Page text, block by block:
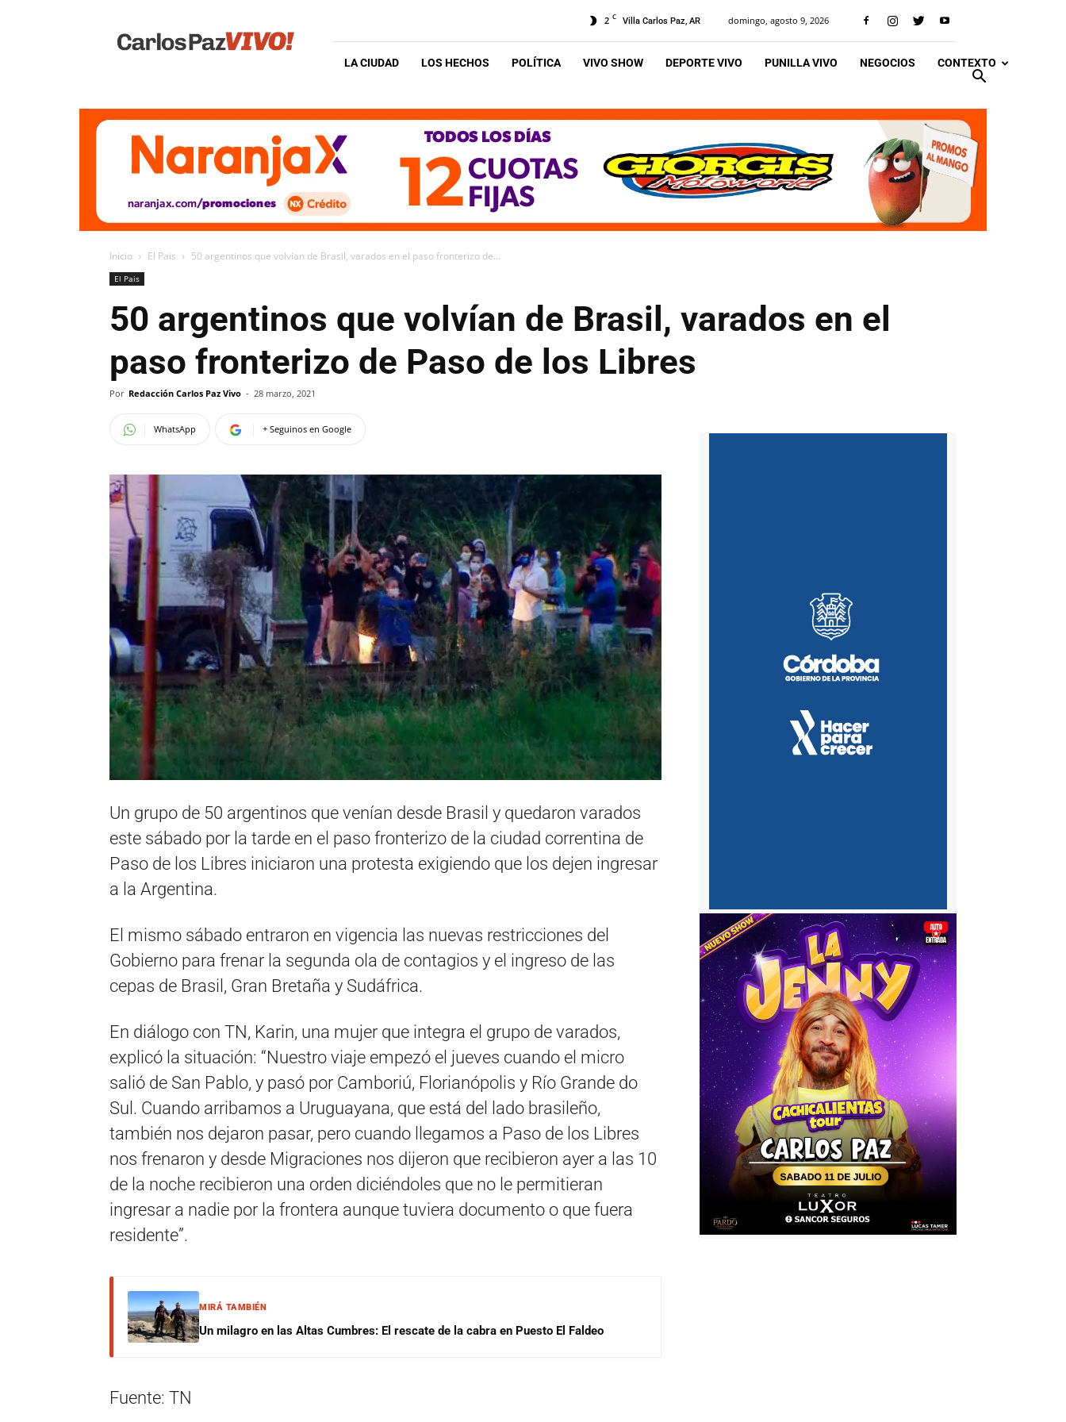
Vivo
2 C Villa Carlos Paz, AR domingo, agosto 9, 2026
LA CIUDAD LOS HECHOS POLÍTICA VIVO SHOW DEPORTE VIVO PUNILLA VIVO NEGOCIOS CONTEXTO
Inicio El Pais 50 argentinos que volvían de Brasil, varados en el paso fronterizo de...
El Pais
50 argentinos que volvían de Brasil, varados en el
paso fronterizo de Paso de los Libres
Por Redacción Carlos Paz Vivo - 28 marzo, 2021
WhatsApp + Seguinos en Google
Un grupo de 50 argentinos que venían desde Brasil y quedaron varados
este sábado por la tarde en el paso fronterizo de la ciudad correntina de
Paso de los Libres iniciaron una protesta exigiendo que los dejen ingresar
a la Argentina.
El mismo sábado entraron en vigencia las nuevas restricciones del
Gobierno para frenar la segunda ola de contagios y el ingreso de las
cepas de Brasil, Gran Bretaña y Sudáfrica.
En diálogo con TN, Karin, una mujer que integra el grupo de varados,
explicó la situación: “Nuestro viaje empezó el jueves cuando el micro
salió de San Pablo, y pasó por Camboriú, Florianópolis y Río Grande do
Sul. Cuando arribamos a Uruguayana, que está del lado brasileño,
también nos dejaron pasar, pero cuando llegamos a Paso de los Libres
nos frenaron y desde Migraciones nos dijeron que recibieron ayer a las 10
de la noche recibieron una orden diciéndoles que no le permitieran
ingresar a nadie por la frontera aunque tuviera documento o que fuera
residente”.
MIRÁ TAMBIÉN
Un milagro en las Altas Cumbres: El rescate de la cabra en Puesto El Faldeo
Fuente: TN